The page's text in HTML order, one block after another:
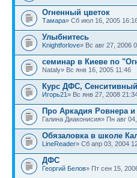
Огненный цветок
Тамара» Сб июл 16, 2005
Улыбнитесь
Knightforlove» Вс авг 27, 2006
семинар в Киеве по
Nataly» Вс янв 16, 2005 11:46
Курс ДФС,
Игорь21» Вс янв 27, 2008
Про Аркадия Ровнера и
Галина Диаконисия» Пн авг
Обязаловка в школе
LineReader» Сб апр 03, 2004
ДФС
Георгий Белов» Пт сен 15,